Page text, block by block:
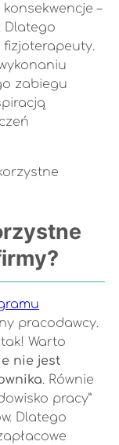
–
Dlatego
fizjoterapeuty.
zabiegu
pracodawcy.
Warto
nie jest
. Równie
pracy”
Dlatego